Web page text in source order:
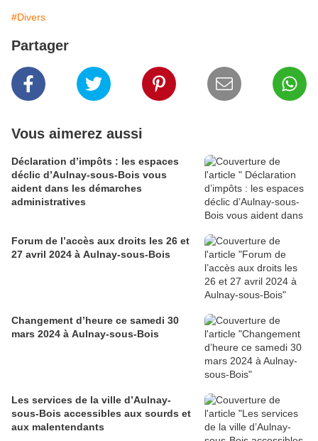
#Divers
Partager
Vous aimerez aussi
Déclaration d’impôts : les espaces
déclic d’Aulnay-sous-Bois vous
aident dans les démarches
administratives
Forum de l’accès aux droits les 26 et
27 avril 2024 à Aulnay-sous-Bois
Changement d’heure ce samedi 30
mars 2024 à Aulnay-sous-Bois
Les services de la ville d’Aulnay-
sous-Bois accessibles aux sourds et
aux malentendants